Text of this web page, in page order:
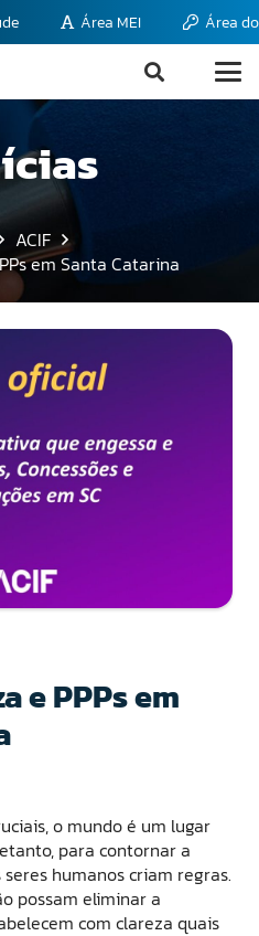
Área MEI Área
ACIF
em Santa Catarina
e PPPs em
o mundo é um lugar
para contornar a
humanos criam regras.
possam eliminar a
com clareza quais